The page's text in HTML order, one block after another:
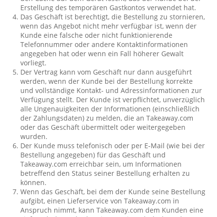
Erstellung des temporären Gastkontos verwendet hat.
Das Geschäft ist berechtigt, die Bestellung zu stornieren,
wenn das Angebot nicht mehr verfügbar ist, wenn der
Kunde eine falsche oder nicht funktionierende
Telefonnummer oder andere Kontaktinformationen
angegeben hat oder wenn ein Fall höherer Gewalt
vorliegt.
Der Vertrag kann vom Geschäft nur dann ausgeführt
werden, wenn der Kunde bei der Bestellung korrekte
und vollständige Kontakt- und Adressinformationen zur
Verfügung stellt. Der Kunde ist verpflichtet, unverzüglich
alle Ungenauigkeiten der Informationen (einschließlich
der Zahlungsdaten) zu melden, die an Takeaway.com
oder das Geschäft übermittelt oder weitergegeben
wurden.
Der Kunde muss telefonisch oder per E-Mail (wie bei der
Bestellung angegeben) für das Geschäft und
Takeaway.com erreichbar sein, um Informationen
betreffend den Status seiner Bestellung erhalten zu
können.
Wenn das Geschäft, bei dem der Kunde seine Bestellung
aufgibt, einen Lieferservice von Takeaway.com in
Anspruch nimmt, kann Takeaway.com dem Kunden eine